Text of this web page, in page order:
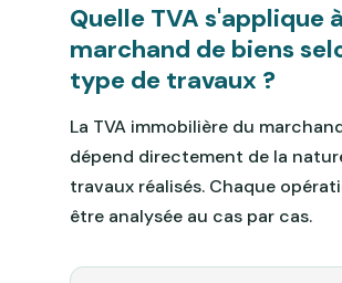
Quelle TVA s'applique
marchand de biens
type de travaux ?
La TVA immobilière du
dépend directement de la
travaux réalisés. Chaque
être analysée au cas par cas.